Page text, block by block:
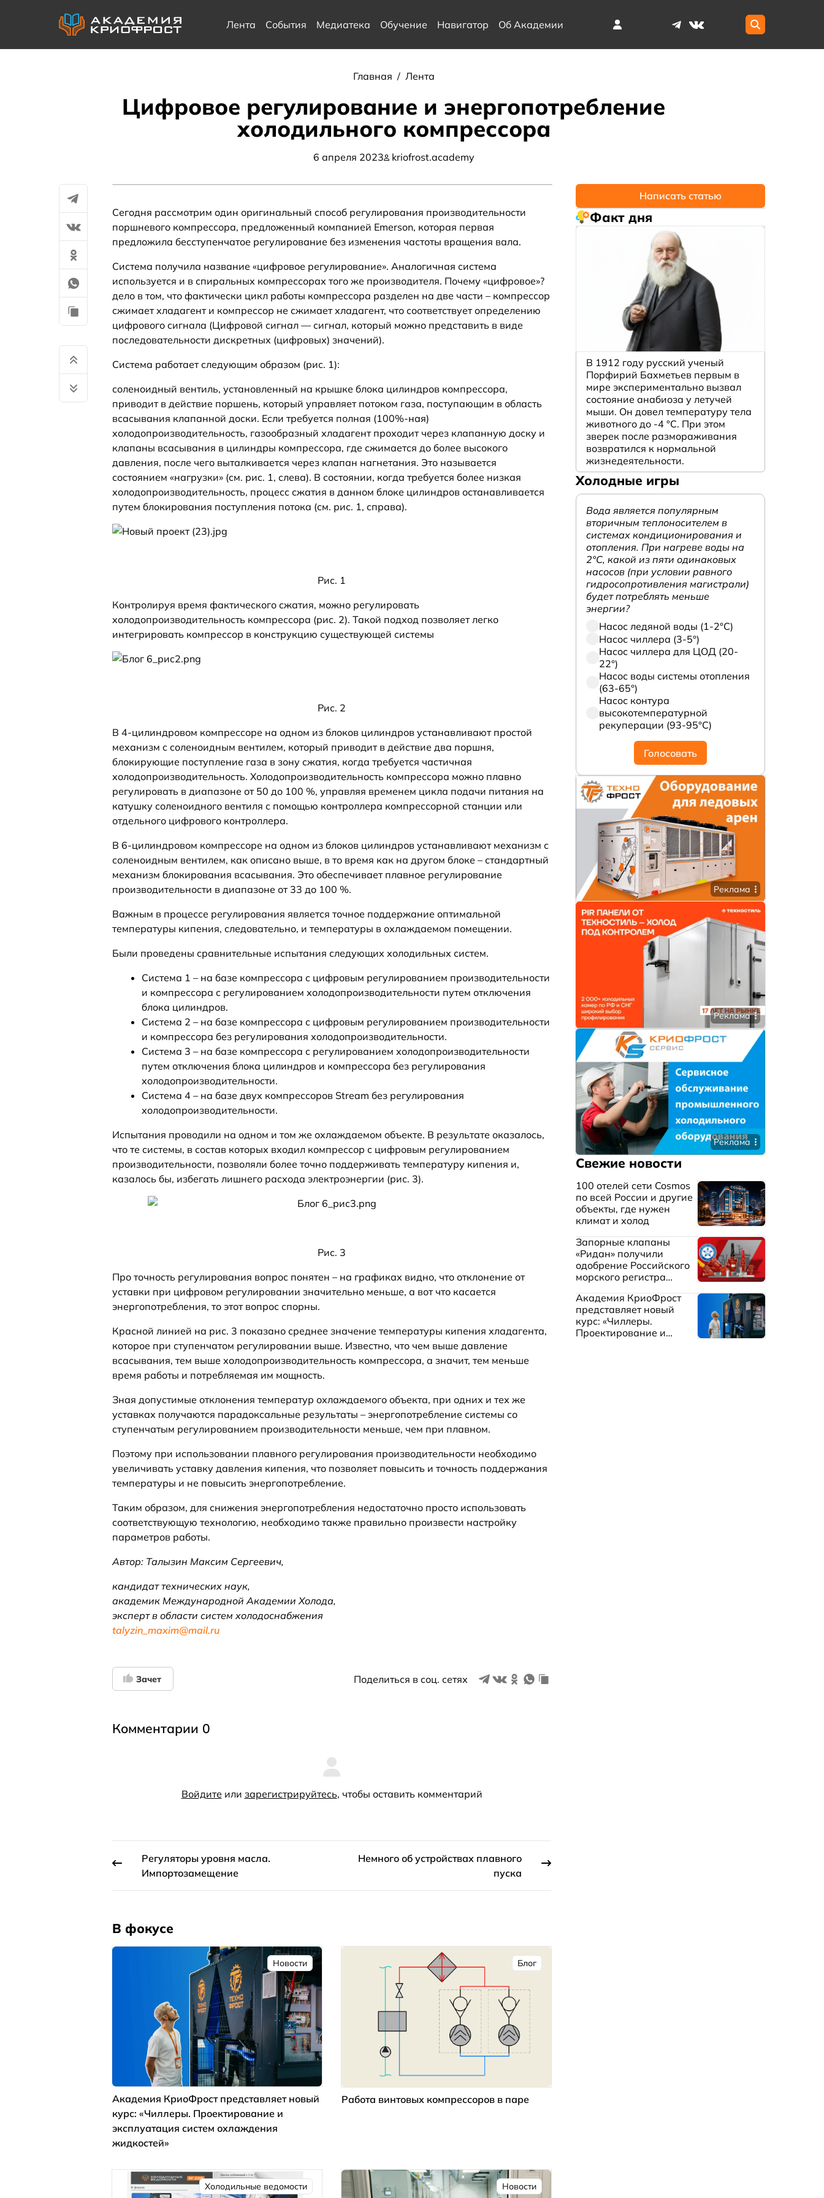
Лента События Медиатека Обучение Навигатор Об Академии
Главная / Лента
Цифровое регулирование и энергопотребление
холодильного компрессора
6 апреля 2023 kriofrost.academy
Сегодня рассмотрим один оригинальный способ регулирования производительности
поршневого компрессора, предложенный компанией Emerson, которая первая
предложила бесступенчатое регулирование без изменения частоты вращения вала.
Система получила название «цифровое регулирование». Аналогичная система
используется и в спиральных компрессорах того же производителя. Почему «цифровое»?
дело в том, что фактически цикл работы компрессора разделен на две части – компрессор
сжимает хладагент и компрессор не сжимает хладагент, что соответствует определению
цифрового сигнала (Цифровой сигнал — сигнал, который можно представить в виде
последовательности дискретных (цифровых) значений).
Система работает следующим образом (рис. 1):
соленоидный вентиль, установленный на крышке блока цилиндров компрессора,
приводит в действие поршень, который управляет потоком газа, поступающим в область
всасывания клапанной доски. Если требуется полная (100%-ная)
холодопроизводительность, газообразный хладагент проходит через клапанную доску и
клапаны всасывания в цилиндры компрессора, где сжимается до более высокого
давления, после чего выталкивается через клапан нагнетания. Это называется
состоянием «нагрузки» (см. рис. 1, слева). В состоянии, когда требуется более низкая
холодопроизводительность, процесс сжатия в данном блоке цилиндров останавливается
путем блокирования поступления потока (см. рис. 1, справа).
Рис. 1
Контролируя время фактического сжатия, можно регулировать
холодопроизводительность компрессора (рис. 2). Такой подход позволяет легко
интегрировать компрессор в конструкцию существующей системы
Рис. 2
В 4-цилиндровом компрессоре на одном из блоков цилиндров устанавливают простой
механизм с соленоидным вентилем, который приводит в действие два поршня,
блокирующие поступление газа в зону сжатия, когда требуется частичная
холодопроизводительность. Холодопроизводительность компрессора можно плавно
регулировать в диапазоне от 50 до 100 %, управляя временем цикла подачи питания на
катушку соленоидного вентиля с помощью контроллера компрессорной станции или
отдельного цифрового контроллера.
В 6-цилиндровом компрессоре на одном из блоков цилиндров устанавливают механизм с
соленоидным вентилем, как описано выше, в то время как на другом блоке – стандартный
механизм блокирования всасывания. Это обеспечивает плавное регулирование
производительности в диапазоне от 33 до 100 %.
Важным в процессе регулирования является точное поддержание оптимальной
температуры кипения, следовательно, и температуры в охлаждаемом помещении.
Были проведены сравнительные испытания следующих холодильных систем.
Система 1 – на базе компрессора с цифровым регулированием производительности
и компрессора с регулированием холодопроизводительности путем отключения
блока цилиндров.
Система 2 – на базе компрессора с цифровым регулированием производительности
и компрессора без регулирования холодопроизводительности.
Система 3 – на базе компрессора с регулированием холодопроизводительности
путем отключения блока цилиндров и компрессора без регулирования
холодопроизводительности.
Система 4 – на базе двух компрессоров Stream без регулирования
холодопроизводительности.
Испытания проводили на одном и том же охлаждаемом объекте. В результате оказалось,
что те системы, в состав которых входил компрессор с цифровым регулированием
производительности, позволяли более точно поддерживать температуру кипения и,
казалось бы, избегать лишнего расхода электроэнергии (рис. 3).
Рис. 3
Про точность регулирования вопрос понятен – на графиках видно, что отклонение от
уставки при цифровом регулировании значительно меньше, а вот что касается
энергопотребления, то этот вопрос спорны.
Красной линией на рис. 3 показано среднее значение температуры кипения хладагента,
которое при ступенчатом регулировании выше. Известно, что чем выше давление
всасывания, тем выше холодопроизводительность компрессора, а значит, тем меньше
время работы и потребляемая им мощность.
Зная допустимые отклонения температур охлаждаемого объекта, при одних и тех же
уставках получаются парадоксальные результаты – энергопотребление системы со
ступенчатым регулированием производительности меньше, чем при плавном.
Поэтому при использовании плавного регулирования производительности необходимо
увеличивать уставку давления кипения, что позволяет повысить и точность поддержания
температуры и не повысить энергопотребление.
Таким образом, для снижения энергопотребления недостаточно просто использовать
соответствующую технологию, необходимо также правильно произвести настройку
параметров работы.
Автор: Талызин Максим Сергеевич,
кандидат технических наук,
академик Международной Академии Холода,
эксперт в области систем холодоснабжения
talyzin_maxim@mail.ru
Зачет Поделиться в соц. сетях
Комментарии 0
Войдите или зарегистрируйтесь, чтобы оставить комментарий
Регуляторы уровня масла.
Импортозамещение
Немного об устройствах плавного
пуска
В фокусе
Новости
Академия КриоФрост представляет новый
курс: «Чиллеры. Проектирование и
эксплуатация систем охлаждения
жидкостей»
Блог
Работа винтовых компрессоров в паре
Холодильные ведомости Новости
Написать статью
Факт дня
В 1912 году русский ученый
Порфирий Бахметьев первым в
мире экспериментально вызвал
состояние анабиоза у летучей
мыши. Он довел температуру тела
животного до -4 °C. При этом
зверек после размораживания
возвратился к нормальной
жизнедеятельности.
Холодные игры
Вода является популярным
вторичным теплоносителем в
системах кондиционирования и
отопления. При нагреве воды на
2°С, какой из пяти одинаковых
насосов (при условии равного
гидросопротивления магистрали)
будет потреблять меньше
энергии?
Насос ледяной воды (1-2°С)
Насос чиллера (3-5°)
Насос чиллера для ЦОД (20-
22°)
Насос воды системы отопления
(63-65°)
Насос контура
высокотемпературной
рекуперации (93-95°С)
Голосовать
Реклама
Реклама
Реклама
Свежие новости
100 отелей сети Cosmos
по всей России и другие
объекты, где нужен
климат и холод
Запорные клапаны
«Ридан» получили
одобрение Российского
морского регистра
Академия КриоФрост
представляет новый
курс: «Чиллеры.
Проектирование и